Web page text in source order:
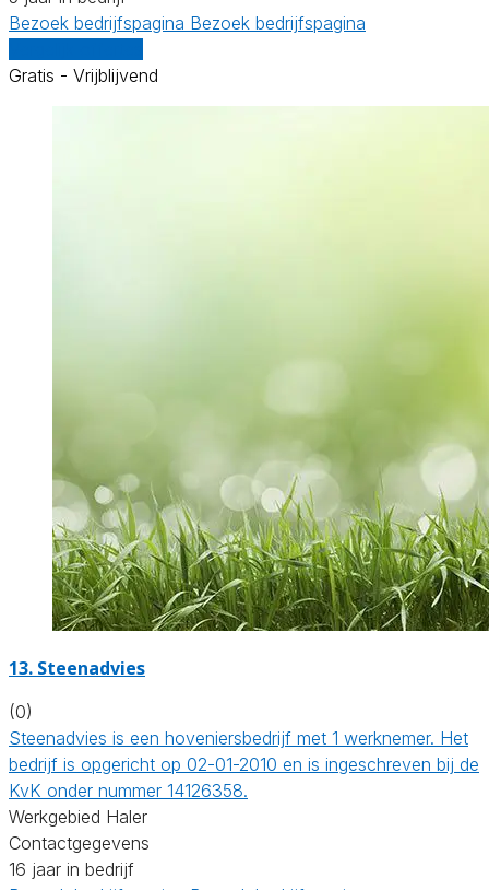
Bezoek bedrijfspagina Bezoek bedrijfspagina
Gratis - Vrijblijvend
13. Steenadvies
(0)
Steenadvies is een hoveniersbedrijf met 1 werknemer. Het
bedrijf is opgericht op 02-01-2010 en is ingeschreven bij de
KvK onder nummer 14126358.
Werkgebied Haler
Contactgegevens
16 jaar in bedrijf